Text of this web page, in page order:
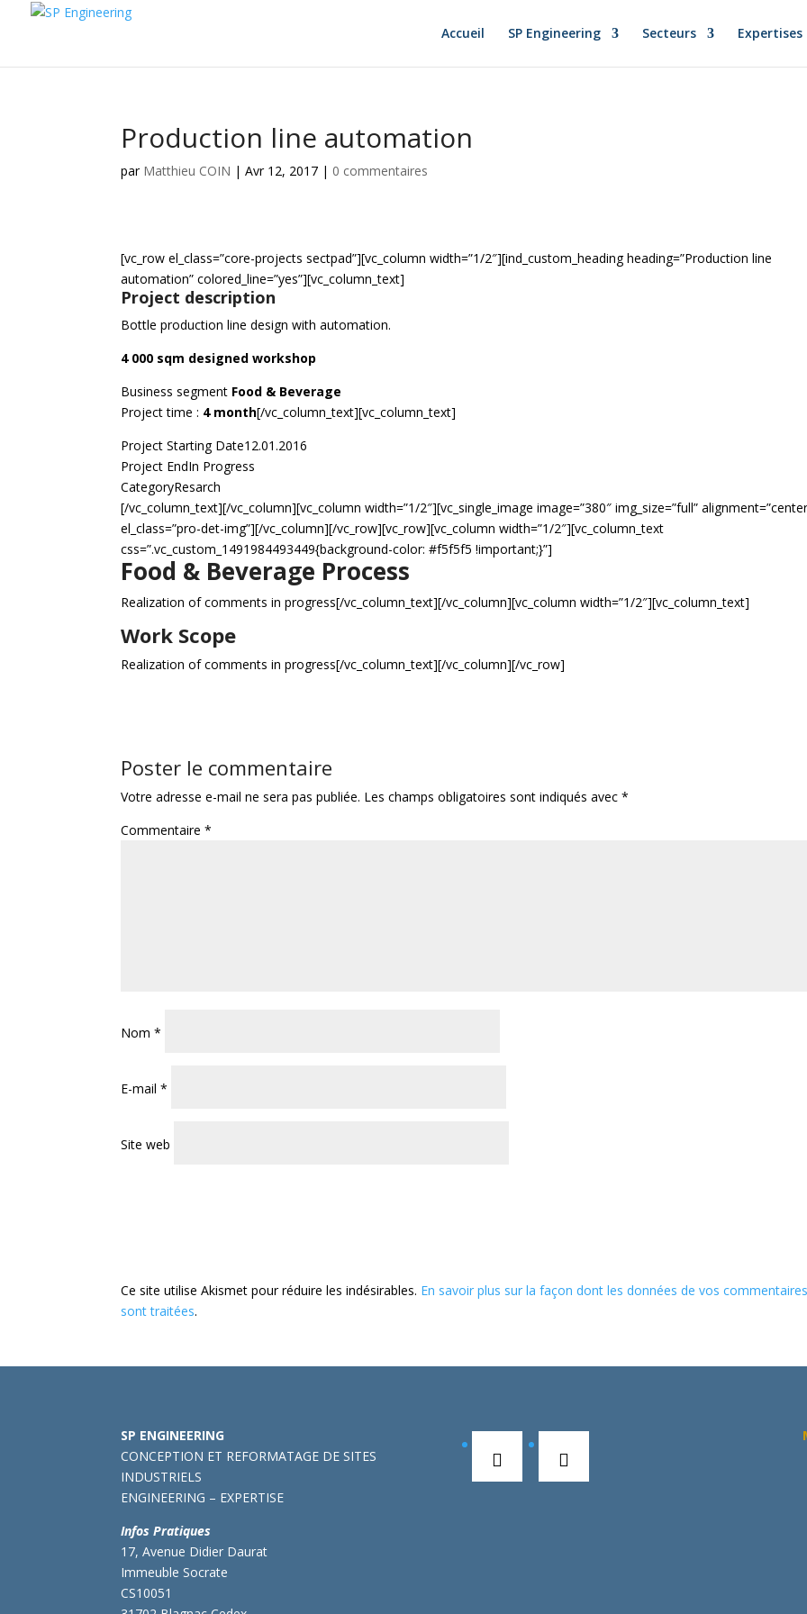
Accueil SP Engineering Secteurs Expertises
Production line automation
par Matthieu COIN |Avr 12, 2017 | 0 commentaires
[vc_row el_class=”core-projects sectpad”][vc_column width=”1/2″][ind_custom_heading heading=”Production line
automation” colored_line=”yes”][vc_column_text]
Project description
Bottle production line design with automation.
4 000 sqm designed workshop
Business segment Food & Beverage
Project time : 4 month[/vc_column_text][vc_column_text]
Project Starting Date12.01.2016
Project EndIn Progress
CategoryResarch
[/vc_column_text][/vc_column][vc_column width=”1/2″][vc_single_image image=”380″ img_size=”full”
el_class=”pro-det-img”][/vc_column][/vc_row][vc_row][vc_column width=”1/2″][vc_column_text
css=”.vc_custom_1491984493449{background-color: #f5f5f5 !important;}”]
Food & Beverage Process
Realization of comments in progress[/vc_column_text][/vc_column][vc_column width=”1/2″][vc_column_text]
Work Scope
Realization of comments in progress[/vc_column_text][/vc_column][/vc_row]
Poster le commentaire
Votre adresse e-mail ne sera pas publiée. Les champs obligatoires sont indiqués avec*
Commentaire*
Nom*
E-mail*
Site web
Ce site utilise Akismet pour réduire les indésirables. En savoir plus sur la façon dont les données de vos
sont traitées.
SP ENGINEERING
CONCEPTION ET REFORMATAGE DE SITES
INDUSTRIELS
ENGINEERING – EXPERTISE
Infos Pratiques
17, Avenue Didier Daurat
Immeuble Socrate
CS10051